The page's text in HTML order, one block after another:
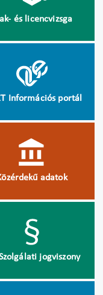
és licencvizsga
Információs portál
adatok
jogviszony